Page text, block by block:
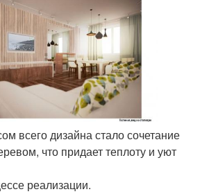
всего дизайна стало сочетание
что придает теплоту и уют
реализации.